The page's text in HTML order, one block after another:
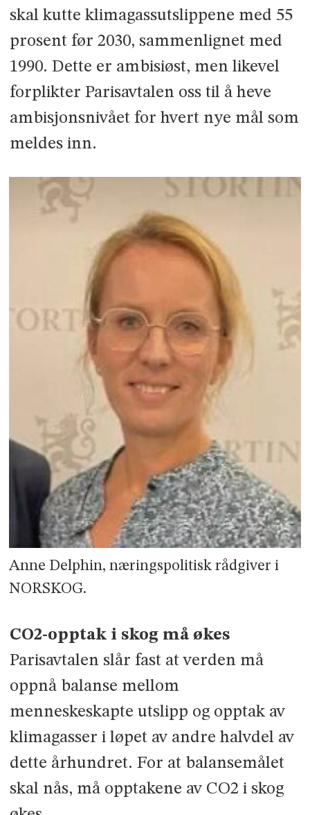
skal kutte klimagassutslippene med 55
prosent før 2030, sammenlignet med
1990. Dette er ambisiøst, men likevel
forplikter Parisavtalen oss til å heve
ambisjonsnivået for hvert nye mål som
meldes inn.
Anne Delphin, næringspolitisk rådgiver i
NORSKOG.
CO2-opptak i skog må økes
Parisavtalen slår fast at verden må
oppnå balanse mellom
menneskeskapte utslipp og opptak av
klimagasser i løpet av andre halvdel av
dette århundret. For at balansemålet
skal nås, må opptakene av CO2 i skog